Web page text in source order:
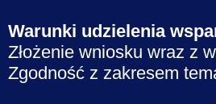
Warunki udzielenia
Złożenie wniosku wraz z
Zgodność z zakresem